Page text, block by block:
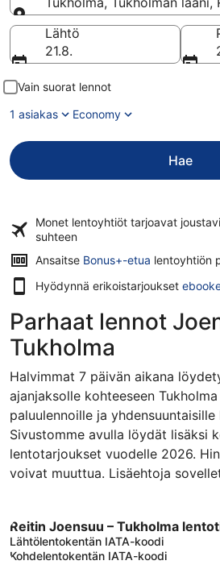
Määränpää
Lähtö
21.8.
Vain suorat lennot
1 asiakas
Economy
Hae
Monet lentoyhtiöt tarjoavat
suhteen
Ansaitse Bonus+-etua lentoyhtiön
Hyödynnä erikoistarjoukset
Parhaat lennot
Tukholma
Halvimmat 7 päivän aikana
ajanjaksolle kohteeseen
paluulennoille ja
Sivustomme avulla löydät lisäksi
lentotarjoukset vuodelle 2026.
voivat muuttua. Lisäehtoja
Reitin Joensuu – Tukholma
Lähtölentokentän IATA-koodi
Kohdelentokentän IATA-koodi